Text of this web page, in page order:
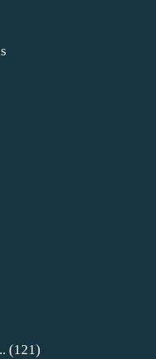
(121)